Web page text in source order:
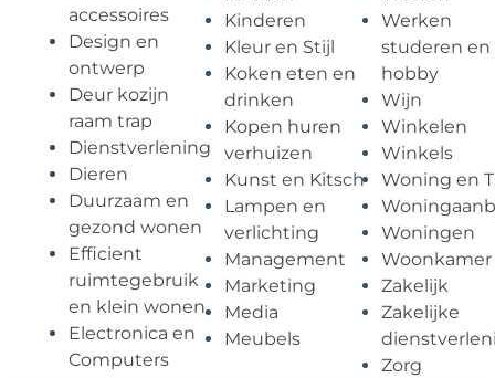
accessoires
Design en
ontwerp
Deur kozijn
raam trap
Dienstverlening
Dieren
Duurzaam en
gezond wonen
Efficient
ruimtegebruik
en klein wonen
Electronica en
Computers
Kinderen
Kleur en Stijl
Koken eten en
drinken
Kopen huren
verhuizen
Kunst en Kitsch
Lampen en
verlichting
Management
Marketing
Media
Meubels
Werken
studeren en
hobby
Wijn
Winkelen
Winkels
Woning en
Woningen
Woonkamer
Zakelijk
Zakelijke
Zorg